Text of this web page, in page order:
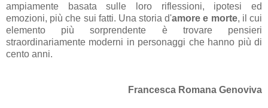
ampiamente basata sulle loro riflessioni, ipotesi ed
emozioni, più che sui fatti. Una storia d'amore e morte, il cui
elemento più sorprendente è trovare pensieri
straordinariamente moderni in personaggi che hanno più di
cento anni.
Francesca Romana Genoviva